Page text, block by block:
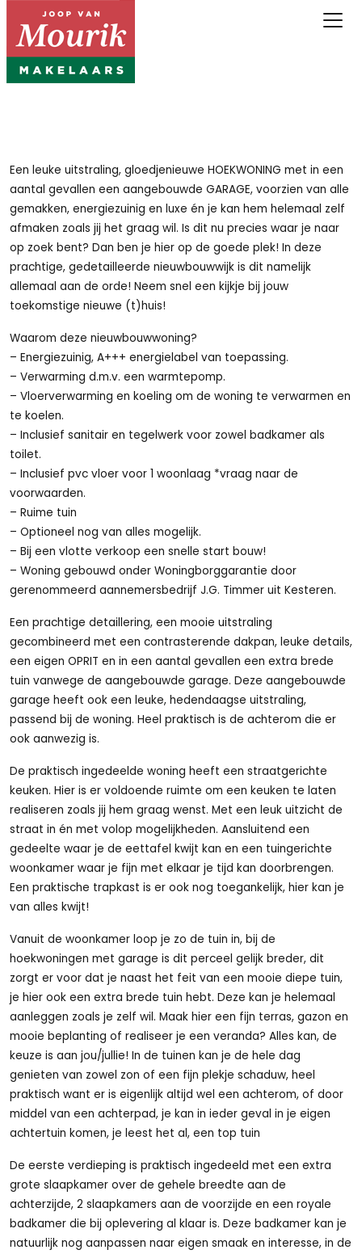
Een leuke uitstraling, gloedjenieuwe HOEKWONING met in een
aantal gevallen een aangebouwde GARAGE, voorzien van alle
gemakken, energiezuinig en luxe én je kan hem helemaal zelf
afmaken zoals jij het graag wil. Is dit nu precies waar je naar
op zoek bent? Dan ben je hier op de goede plek! In deze
prachtige, gedetailleerde nieuwbouwwijk is dit namelijk
allemaal aan de orde! Neem snel een kijkje bij jouw
toekomstige nieuwe (t)huis!
Waarom deze nieuwbouwwoning?
– Energiezuinig, A+++ energielabel van toepassing.
– Verwarming d.m.v. een warmtepomp.
– Vloerverwarming en koeling om de woning te verwarmen en
te koelen.
– Inclusief sanitair en tegelwerk voor zowel badkamer als
toilet.
– Inclusief pvc vloer voor 1 woonlaag *vraag naar de
voorwaarden.
– Ruime tuin
– Optioneel nog van alles mogelijk.
– Bij een vlotte verkoop een snelle start bouw!
– Woning gebouwd onder Woningborggarantie door
gerenommeerd aannemersbedrijf J.G. Timmer uit Kesteren.
Een prachtige detaillering, een mooie uitstraling
gecombineerd met een contrasterende dakpan, leuke details,
een eigen OPRIT en in een aantal gevallen een extra brede
tuin vanwege de aangebouwde garage. Deze aangebouwde
garage heeft ook een leuke, hedendaagse uitstraling,
passend bij de woning. Heel praktisch is de achterom die er
ook aanwezig is.
De praktisch ingedeelde woning heeft een straatgerichte
keuken. Hier is er voldoende ruimte om een keuken te laten
realiseren zoals jij hem graag wenst. Met een leuk uitzicht de
straat in én met volop mogelijkheden. Aansluitend een
gedeelte waar je de eettafel kwijt kan en een tuingerichte
woonkamer waar je fijn met elkaar je tijd kan doorbrengen.
Een praktische trapkast is er ook nog toegankelijk, hier kan je
van alles kwijt!
Vanuit de woonkamer loop je zo de tuin in, bij de
hoekwoningen met garage is dit perceel gelijk breder, dit
zorgt er voor dat je naast het feit van een mooie diepe tuin,
je hier ook een extra brede tuin hebt. Deze kan je helemaal
aanleggen zoals je zelf wil. Maak hier een fijn terras, gazon en
mooie beplanting of realiseer je een veranda? Alles kan, de
keuze is aan jou/jullie! In de tuinen kan je de hele dag
genieten van zowel zon of een fijn plekje schaduw, heel
praktisch want er is eigenlijk altijd wel een achterom, of door
middel van een achterpad, je kan in ieder geval in je eigen
achtertuin komen, je leest het al, een top tuin
De eerste verdieping is praktisch ingedeeld met een extra
grote slaapkamer over de gehele breedte aan de
achterzijde, 2 slaapkamers aan de voorzijde en een royale
badkamer die bij oplevering al klaar is. Deze badkamer kan je
natuurlijk nog aanpassen naar eigen smaak en interesse, in de